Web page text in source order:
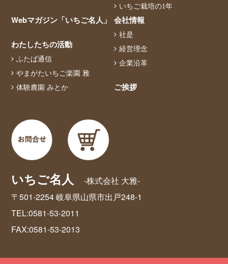
いちご栽培の1年
Webマガジン「いちご名人」
わたしたちの活動
ふたば通信
やまがたいちご楽園 雅
体験農園 みとか
会社情報
社是
経営理念
企業沿革
ご挨拶
いちご名人
-株式会社 大雅-
〒501-2254 岐阜県山県市出戸248-1
TEL:0581-53-2011
FAX:0581-53-2013